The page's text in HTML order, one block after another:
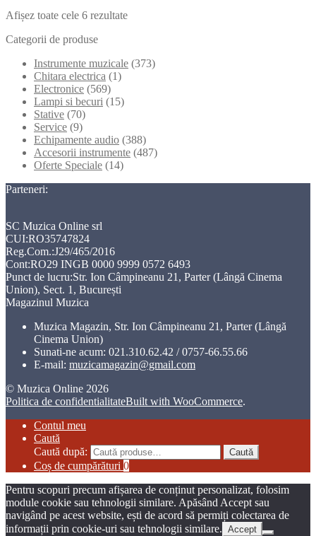
Afișez toate cele 6 rezultate
Categorii de produse
Instrumente muzicale (373)
Chitara electrica (1)
Electronice (569)
Lampi si becuri (15)
Stative (70)
Service (9)
Echipamente audio (388)
Accesorii instrumente (487)
Oferte Speciale (14)
Parteneri:
SC Muzica Online srl
CUI:RO35747824
Reg.Com.:J29/465/2016
Cont:RO29 INGB 0000 9999 0572 6493
Punct de lucru:Str. Ion Câmpineanu 21, Parter (Lângă Cinema
Union), Sect. 1, București
Magazinul Muzica
Muzica Magazin, Str. Ion Câmpineanu 21, Parter (Lângă
Cinema Union)
Sunati-ne acum: 021.310.62.42 / 0757-66.55.66
E-mail: muzicamagazin@gmail.com
© Muzica Online 2026
Politica de confidentialitateBuilt with WooCommerce.
Contul meu
Caută
Caută după:
Caută
Coș de cumpărături 0
Pentru scopuri precum afișarea de conținut personalizat, folosim
module cookie sau tehnologii similare. Apăsând Accept sau
navigând pe acest website, ești de acord să permiți colectarea de
informații prin cookie-uri sau tehnologii similare. Accept